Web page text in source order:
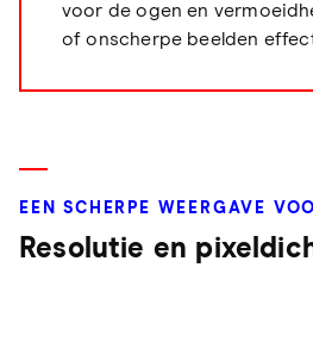
voor de ogen en
of onscherpe beelden
EEN SCHERPE WEERGAVE
Resolutie en